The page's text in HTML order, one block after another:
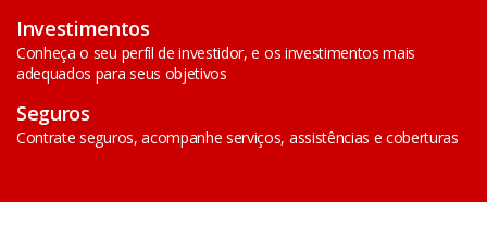
Investimentos
Conheça o seu perfil de investidor, e os investimentos mais
adequados para seus objetivos
Seguros
Contrate seguros, acompanhe serviços, assistências e coberturas